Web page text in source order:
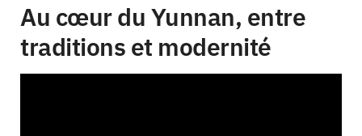
Au cœur du Yunnan, entre
traditions et modernité